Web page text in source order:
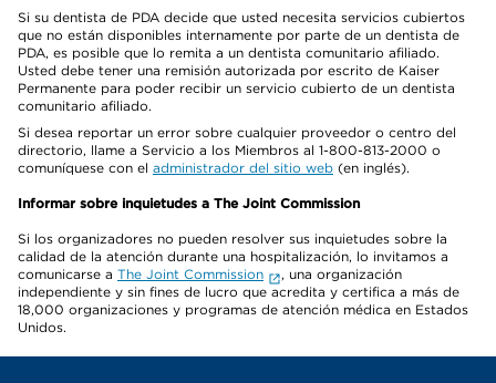
Si su dentista de PDA decide que usted necesita servicios cubiertos
que no están disponibles internamente por parte de un dentista de
PDA, es posible que lo remita a un dentista comunitario afiliado.
Usted debe tener una remisión autorizada por escrito de Kaiser
Permanente para poder recibir un servicio cubierto de un dentista
comunitario afiliado.
Si desea reportar un error sobre cualquier proveedor o centro del
directorio, llame a Servicio a los Miembros al 1-800-813-2000 o
comuníquese con el administrador del sitio web (en inglés).
Informar sobre inquietudes a The Joint Commission
Si los organizadores no pueden resolver sus inquietudes sobre la
calidad de la atención durante una hospitalización, lo invitamos a
comunicarse a The Joint Commission
, una organización
independiente y sin fines de lucro que acredita y certifica a más de
18,000 organizaciones y programas de atención médica en Estados
Unidos.